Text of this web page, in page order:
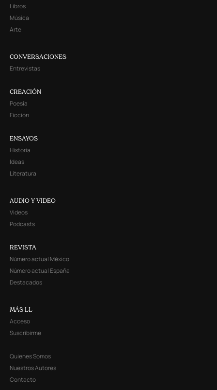
Libros
Música
Arte
CONVERSACIONES
Entrevistas
CREACIÓN
Poesía
Ficción
ENSAYOS
Historia
Ideas
Literatura
AUDIO Y VIDEO
Videos
Podcasts
REVISTA
Número actual México
Número actual España
Destacados
MÁS LL
Acceso
Suscribirme
Quienes Somos
Nuestros Autores
Contacto